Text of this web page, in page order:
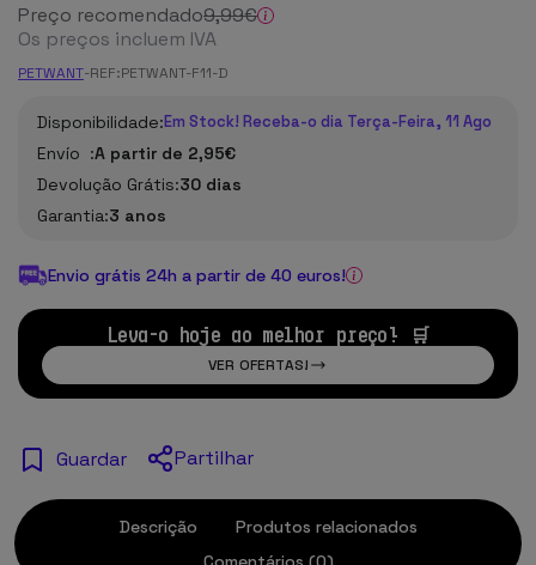
Preço recomendado9,99€
Os preços incluem IVA
PETWANT-REF:PETWANT-F11-D
Disponibilidade:Em Stock! Receba-o dia Terça-Feira, 11 Ago
Envío :A partir de 2,95€
Devolução Grátis:30 dias
Garantia:3 anos
Envio grátis 24h a partir de 40 euros!
Leva-o hoje ao melhor preço! 🛒
VER OFERTAS!
Guardar Partilhar
Descrição
Produtos relacionados